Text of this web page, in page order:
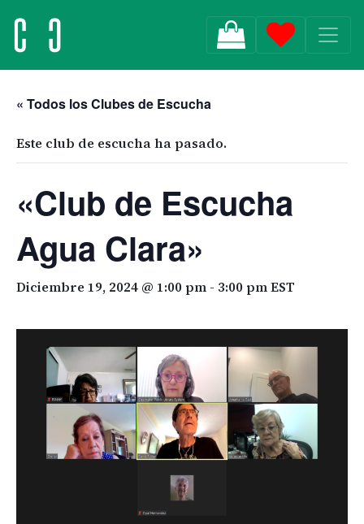
MAIN NAVIGATION
« Todos los Clubes de Escucha
Este club de escucha ha pasado.
«Club de Escucha
Agua Clara»
Diciembre 19, 2024 @ 1:00 pm - 3:00 pmEST